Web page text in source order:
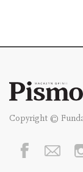
Copyright ©